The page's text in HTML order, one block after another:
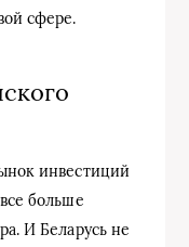
сфере.
инвестиций
больше
И Беларусь не